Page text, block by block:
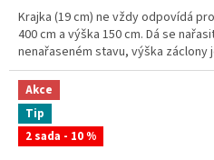
5
hvězdiček.
Krajka (19 cm) ne vždy odpovídá
400 cm a výška 150 cm. Dá se
nenařaseném stavu, výška záclony
Akce
Tip
2 sada - 10 %